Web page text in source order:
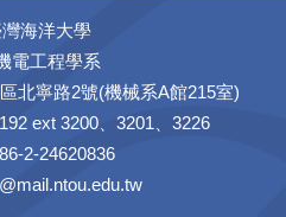
海洋大學
電工程學系
北寧路2號(機械系A館215室)
ext 3200、3201、3226
2-24620836